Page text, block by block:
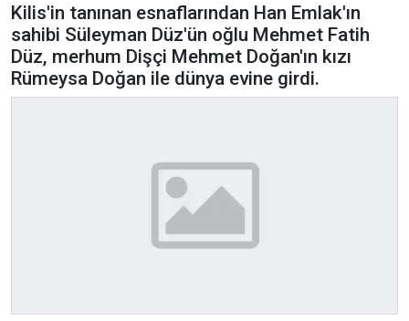
Kilis'in tanınan esnaflarından Han Emlak'ın
sahibi Süleyman Düz'ün oğlu Mehmet Fatih
Düz, merhum Dişçi Mehmet Doğan'ın kızı
Rümeysa Doğan ile dünya evine girdi.